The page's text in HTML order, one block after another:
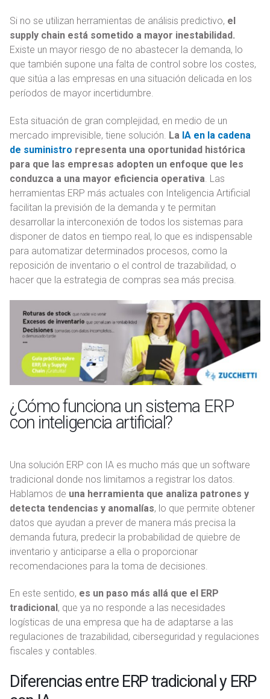
Si no se utilizan herramientas de análisis predictivo, el
supply chain está sometido a mayor inestabilidad.
Existe un mayor riesgo de no abastecer la demanda, lo
que también supone una falta de control sobre los costes,
que sitúa a las empresas en una situación delicada en los
períodos de mayor incertidumbre.
Esta situación de gran complejidad, en medio de un
mercado imprevisible, tiene solución. La IA en la cadena
de suministro representa una oportunidad histórica
para que las empresas adopten un enfoque que les
conduzca a una mayor eficiencia operativa . Las
herramientas ERP más actuales con Inteligencia Artificial
facilitan la previsión de la demanda y te permitan
desarrollar la interconexión de todos los sistemas para
disponer de datos en tiempo real, lo que es indispensable
para automatizar determinados procesos, como la
reposición de inventario o el control de trazabilidad, o
hacer que la estrategia de compras sea más precisa.
¿Cómo funciona un sistema ERP
con inteligencia artificial?
Una solución ERP con IA es mucho más que un software
tradicional donde nos limitamos a registrar los datos.
Hablamos de una herramienta que analiza patrones y
detecta tendencias y anomalías, lo que permite obtener
datos que ayudan a prever de manera más precisa la
demanda futura, predecir la probabilidad de quiebre de
inventario y anticiparse a ella o proporcionar
recomendaciones para la toma de decisiones.
En este sentido, es un paso más allá que el ERP
tradicional , que ya no responde a las necesidades
logísticas de una empresa que ha de adaptarse a las
regulaciones de trazabilidad, ciberseguridad y regulaciones
fiscales y contables.
Diferencias entre ERP tradicional y ERP